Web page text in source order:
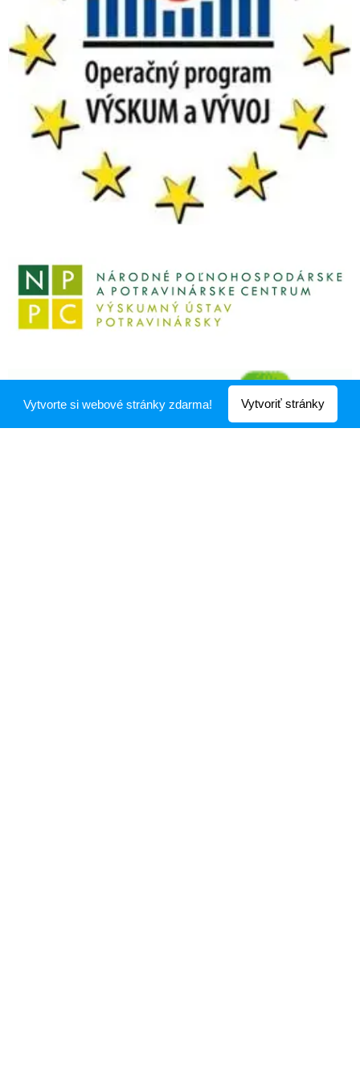
Vytvorte si webové stránky zdarma! Vytvoriť stránky